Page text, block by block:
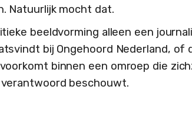
Natuurlijk mocht dat.
beeldvorming alleen een
bij Ongehoord Nederland, of
binnen een omroep die
beschouwt.